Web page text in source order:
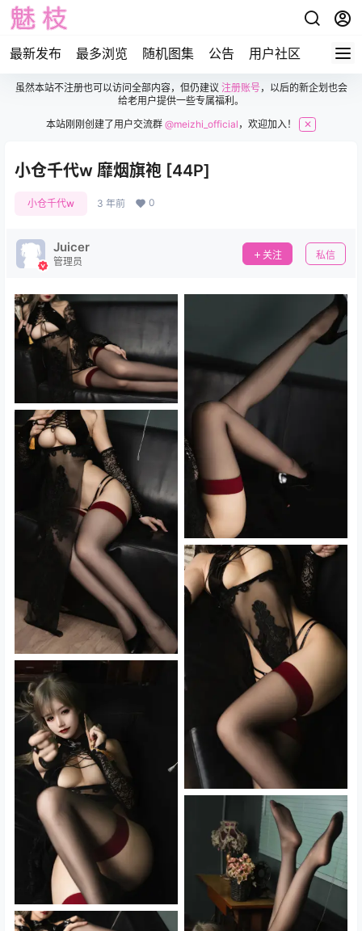
最新发布 最多浏览 随机图集 公告 用户社区
虽然本站不注册也可以访问全部内容，但仍建议 注册账号，以后的新企划也会
给老用户提供一些专属福利。
本站刚刚创建了用户交流群@meizhi_official ，欢迎加入！ ✕
小仓千代w 靡烟旗袍 [44P]
小仓千代w 3 年前 0
Juicer
管理员
关注 私信